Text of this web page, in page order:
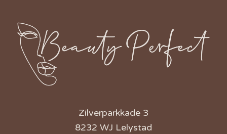
Zilverparkkade 3
8232 WJ Lelystad